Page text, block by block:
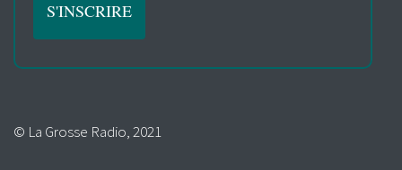
© La Grosse Radio, 2021